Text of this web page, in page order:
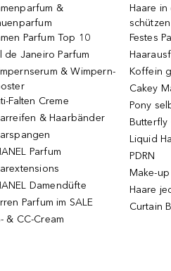
&
Parfum Top 10
de Janeiro Parfum
& Wimpern-
Falten Creme
& Haarbänder
Parfum
Damendüfte
Parfum im SALE
& CC-Cream
Haare in
schützen
Festes
Koffein
Cakey
Pony
Butterfly
Liquid
PDRN
Make-
Haare
Curtain